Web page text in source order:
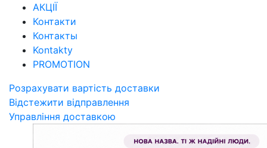
АКЦІЇ
Контакти
Контакты
Kontakty
PROMOTION
Розрахувати вартість доставки
Відстежити відправлення
Управління доставкою